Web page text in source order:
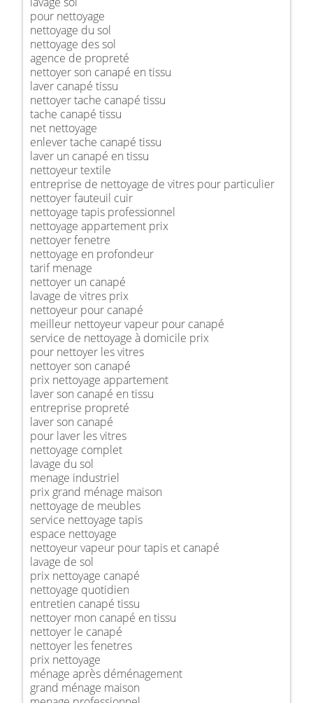
pour nettoyage
nettoyage du sol
nettoyage des sol
agence de propreté
nettoyer son canapé en tissu
laver canapé tissu
nettoyer tache canapé tissu
tache canapé tissu
net nettoyage
enlever tache canapé tissu
laver un canapé en tissu
nettoyeur textile
entreprise de nettoyage de vitres pour particulier
nettoyer fauteuil cuir
nettoyage tapis professionnel
nettoyage appartement prix
nettoyer fenetre
nettoyage en profondeur
tarif menage
nettoyer un canapé
lavage de vitres prix
nettoyeur pour canapé
meilleur nettoyeur vapeur pour canapé
service de nettoyage à domicile prix
pour nettoyer les vitres
nettoyer son canapé
prix nettoyage appartement
laver son canapé en tissu
entreprise propreté
laver son canapé
pour laver les vitres
nettoyage complet
lavage du sol
menage industriel
prix grand ménage maison
nettoyage de meubles
service nettoyage tapis
espace nettoyage
nettoyeur vapeur pour tapis et canapé
lavage de sol
prix nettoyage canapé
nettoyage quotidien
entretien canapé tissu
nettoyer mon canapé en tissu
nettoyer le canapé
nettoyer les fenetres
prix nettoyage
ménage après déménagement
grand ménage maison